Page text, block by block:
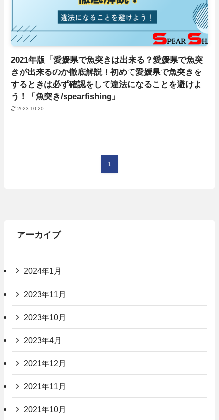
2021年版「愛媛県で魚突きは出来る？愛媛県で魚突
きが出来るのか徹底解説！初めて愛媛県で魚突きを
するときは必ず確認をして違法になることを避けよ
う！「魚突き/spearfishing」
2023-10-20
1
アーカイブ
2024年1月
2023年11月
2023年10月
2023年4月
2021年12月
2021年11月
2021年10月